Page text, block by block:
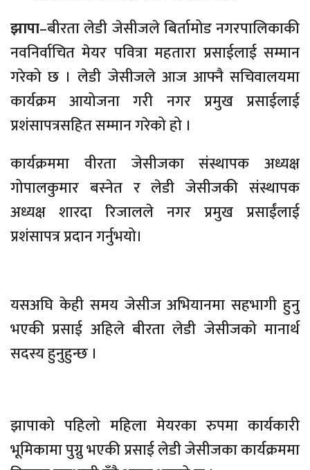
झापा–बीरता लेडी जेसीजले बिर्तामोड नगरपालिकाकी
नवनिर्वाचित मेयर पवित्रा महतारा प्रसाईलाई सम्मान
गरेको छ । लेडी जेसीजले आज आफ्नै सचिवालयमा
कार्यक्रम आयोजना गरी नगर प्रमुख प्रसाईलाई
प्रशंसापत्रसहित सम्मान गरेको हो ।
कार्यक्रममा वीरता जेसीजका संस्थापक अध्यक्ष
गोपालकुमार बस्नेत र लेडी जेसीजकी संस्थापक
अध्यक्ष शारदा रिजालले नगर प्रमुख प्रसाईंलाई
प्रशंसापत्र प्रदान गर्नुभयो।
यसअघि केही समय जेसीज अभियानमा सहभागी हुनु
भएकी प्रसाई अहिले बीरता लेडी जेसीजको मानार्थ
सदस्य हुनुहुन्छ ।
झापाको पहिलो महिला मेयरका रुपमा कार्यकारी
भूमिकामा पुग्नु भएकी प्रसाई लेडी जेसीजका कार्यक्रममा